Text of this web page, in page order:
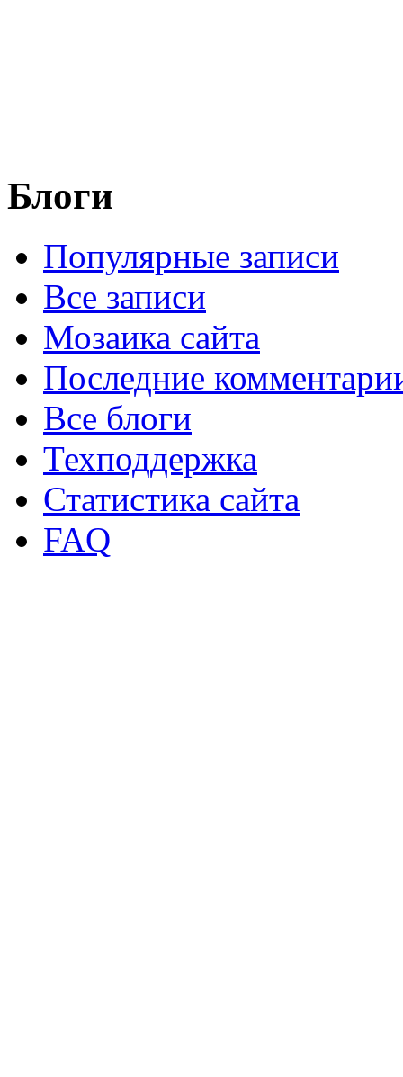
Блоги
Популярные записи
Все записи
Мозаика сайта
Последние
Все блоги
Техподдержка
Статистика сайта
FAQ